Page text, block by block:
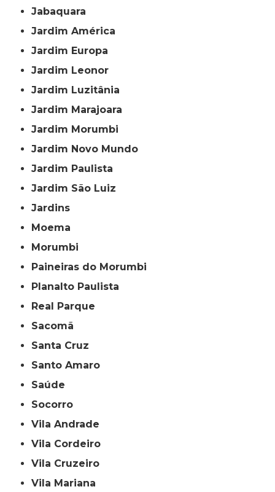
Jabaquara
Jardim América
Jardim Europa
Jardim Leonor
Jardim Luzitânia
Jardim Marajoara
Jardim Morumbi
Jardim Novo Mundo
Jardim Paulista
Jardim São Luiz
Jardins
Moema
Morumbi
Paineiras do Morumbi
Planalto Paulista
Real Parque
Sacomã
Santa Cruz
Santo Amaro
Saúde
Socorro
Vila Andrade
Vila Cordeiro
Vila Cruzeiro
Vila Mariana